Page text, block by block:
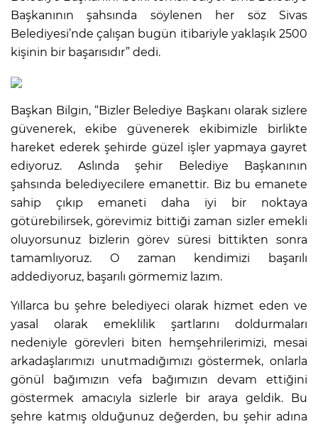
Başkanının şahsında söylenen her söz Sivas
Belediyesi’nde çalışan bugün itibariyle yaklaşık 2500
kişinin bir başarısıdır” dedi.
Başkan Bilgin, “Bizler Belediye Başkanı olarak sizlere
güvenerek, ekibe güvenerek ekibimizle birlikte
hareket ederek şehirde güzel işler yapmaya gayret
ediyoruz. Aslında şehir Belediye Başkanının
şahsında belediyecilere emanettir. Biz bu emanete
sahip çıkıp emaneti daha iyi bir noktaya
götürebilirsek, görevimiz bittiği zaman sizler emekli
oluyorsunuz bizlerin görev süresi bittikten sonra
tamamlıyoruz. O zaman kendimizi başarılı
addediyoruz, başarılı görmemiz lazım.
Yıllarca bu şehre belediyeci olarak hizmet eden ve
yasal olarak emeklilik şartlarını doldurmaları
nedeniyle görevleri biten hemşehrilerimizi, mesai
arkadaşlarımızı unutmadığımızı göstermek, onlarla
gönül bağımızın vefa bağımızın devam ettiğini
göstermek amacıyla sizlerle bir araya geldik. Bu
şehre katmış olduğunuz değerden, bu şehir adına